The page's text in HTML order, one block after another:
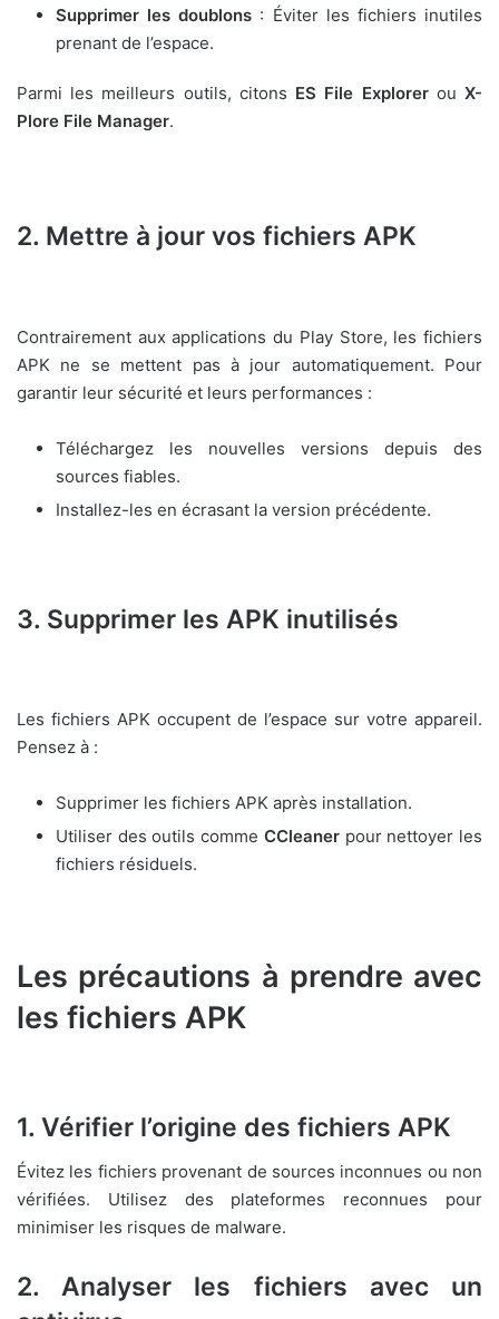
Supprimer les doublons : Éviter les fichiers inutiles
prenant de l’espace.
Parmi les meilleurs outils, citons ES File ExplorerouX-
Plore File Manager.
2. Mettre à jour vos fichiers APK
Contrairement aux applications du Play Store, les fichiers
APK ne se mettent pas à jour automatiquement. Pour
garantir leur sécurité et leurs performances :
Téléchargez les nouvelles versions depuis des
sources fiables.
Installez-les en écrasant la version précédente.
3. Supprimer les APK inutilisés
Les fichiers APK occupent de l’espace sur votre appareil.
Pensez à :
Supprimer les fichiers APK après installation.
Utiliser des outils comme CCleanerpour nettoyer les
fichiers résiduels.
Les précautions à prendre avec
les fichiers APK
1. Vérifier l’origine des fichiers APK
Évitez les fichiers provenant de sources inconnues ou non
vérifiées. Utilisez des plateformes reconnues pour
minimiser les risques de malware.
2. Analyser les fichiers avec un